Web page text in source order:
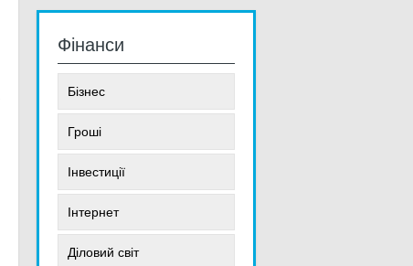
Фінанси
Бізнес
Гроші
Інвестиції
Інтернет
Діловий світ